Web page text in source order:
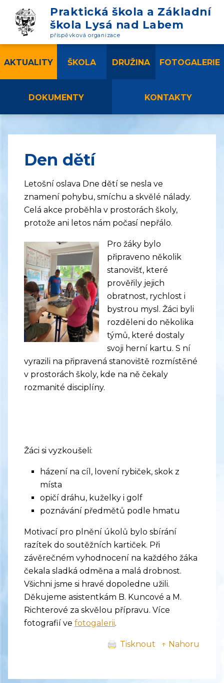
Praktická škola a Základní
škola Lysá nad Labem
příspěvková organizace
AKTUALITY ŠKOLA DRUŽINA FOTOGALERIE
DOKUMENTY KONTAKTY
Den dětí
Letošní oslava Dne dětí se nesla ve
znamení pohybu, smíchu a skvělé nálady.
Celá akce proběhla v prostorách školy,
protože ani letos nám počasí nepřálo.
Pro žáky bylo
připraveno několik
stanovišť, které
prověřily jejich
obratnost, rychlost i
bystrou mysl. Žáci byli
rozděleni do několika
týmů, které dostaly
svoji herní kartu. S ní
vyrazili na připravená stanoviště rozmístěné
v prostorách školy, kde na ně čekaly
rozmanité disciplíny.
Žáci si vyzkoušeli:
házení na cíl, lovení rybiček, skok z
místa
opičí dráhu, kuželky i golf
poznávání předmětů podle hmatu
Motivací pro plnění úkolů bylo sbírání
razítek do soutěžních kartiček. Při
závěrečném vyhodnocení na každého žáka
čekala sladká odměna a malá drobnost.
Všichni jsme si hravé dopoledne užili.
Děkujeme asistentkám B. Kuncové a M.
Richterové za skvělou přípravu. Více
fotografií ve fotogalerii.
Tisknout ↑ Nahoru